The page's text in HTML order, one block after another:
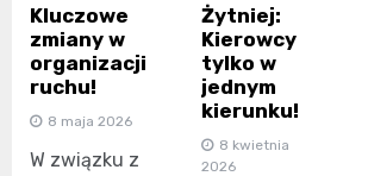
Kluczowe
zmiany w
organizacji
ruchu!
8 maja 2026
W związku z
Żytniej:
Kierowcy
tylko w
jednym
kierunku!
8 kwietnia
2026